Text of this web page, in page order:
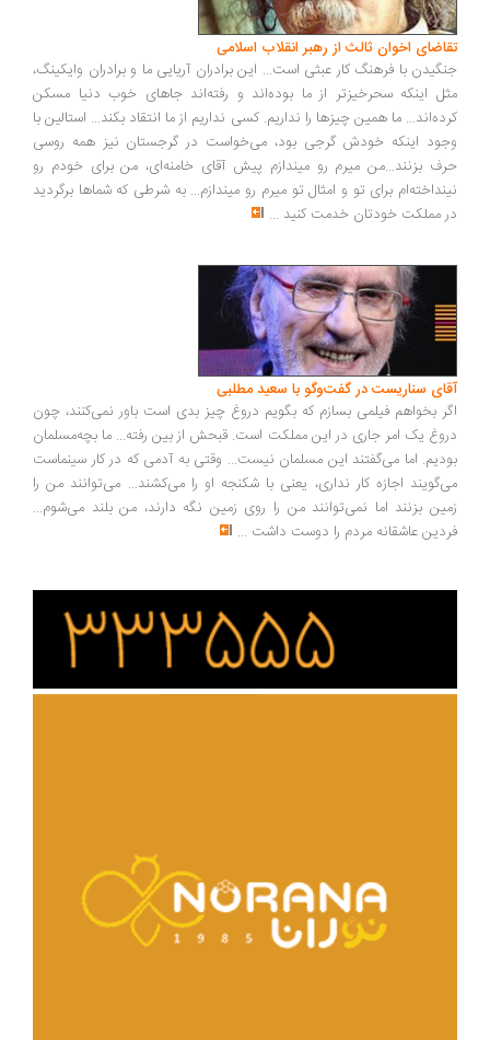
تقاضای اخوان ثالث از رهبر انقلاب اسلامی
جنگیدن با فرهنگ کار عبثی است... این برادران آریایی ما و برادران وایکینگ،
مثل اینکه سحرخیزتر از ما بوده‌اند و رفته‌اند جاهای خوب دنیا مسکن
کرده‌اند... ما همین چیزها را نداریم. کسی نداریم از ما انتقاد بکند... استالین با
وجود اینکه خودش گرجی بود، می‌خواست در گرجستان نیز همه روسی
حرف بزنند...من میرم رو میندازم پیش آقای خامنه‌ای، من برای خودم رو
نینداخته‌ام برای تو و امثال تو میرم رو میندازم... به شرطی که شماها برگردید
در مملکت خودتان خدمت کنید ...
آقای سناریست در گفت‌وگو با سعید مطلبی
اگر بخواهم فیلمی بسازم که بگویم دروغ چیز بدی است باور نمی‌کنند، چون
دروغ یک امر جاری در این مملکت است. قبحش از بین رفته... ما بچه‌مسلمان
بودیم. اما می‌گفتند این مسلمان نیست... وقتی به آدمی که در کار سینماست
می‌گویند اجازه کار نداری، یعنی با شکنجه او را می‌کشند... می‌توانند من را
زمین بزنند اما نمی‌توانند من را روی زمین نگه دارند، من بلند می‌شوم...
فردین عاشقانه مردم را دوست داشت ...